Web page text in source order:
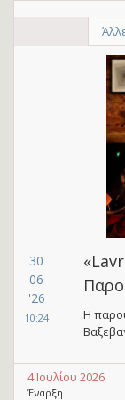
30
06
'26
10:24
Η
4 Ιουλίου 2026
Έναρξη